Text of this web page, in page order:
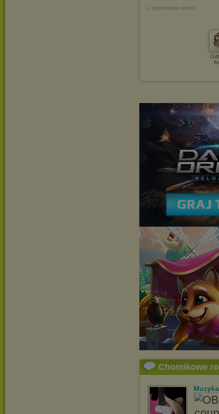
« poprzednia strona
Chomikowe